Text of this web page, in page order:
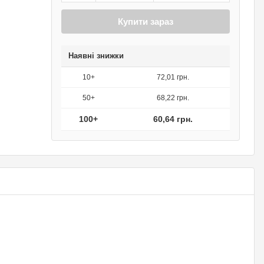
Купити зараз
Наявні знижки
10+ 72,01 грн.
50+ 68,22 грн.
100+ 60,64 грн.